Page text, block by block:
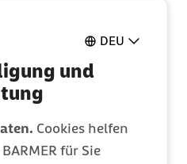
DEU
und
Cookies helfen
für Sie
in Ihrem Barmer
weitere
Barmer